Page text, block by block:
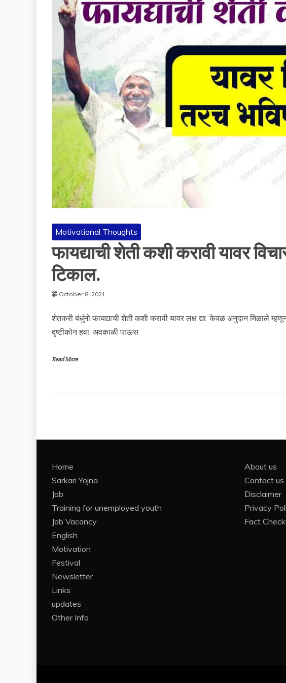
Motivational Thoughts
फायद्याची शेती कशी करावी यावर
टिकाल.
October 8, 2021
शेतकरी बंधुंनो फायद्याची शेती कशी करावी यावर लक्ष द्या. केवळ अनुदान मिळाले
दृष्टीकोन हवा. अवकाळी पाऊस
Read More
Home
Sarkari Yojna
Job
Training for unemployed youth
Job Vacancy
English
Motivation
Festival
Newsletter
Links
updates
Other Info
About us
Contact us
Disclaimer
Privacy
Fact